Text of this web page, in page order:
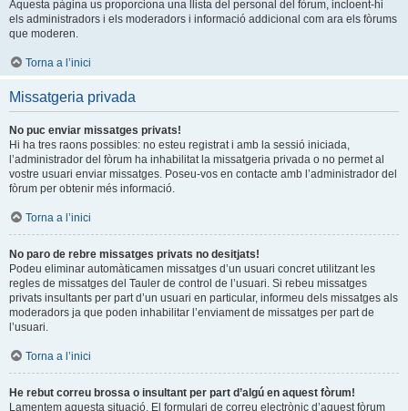
Aquesta pàgina us proporciona una llista del personal del fòrum, incloent-hi
els administradors i els moderadors i informació addicional com ara els fòrums
que moderen.
Torna a l’inici
Missatgeria privada
No puc enviar missatges privats!
Hi ha tres raons possibles: no esteu registrat i amb la sessió iniciada,
l’administrador del fòrum ha inhabilitat la missatgeria privada o no permet al
vostre usuari enviar missatges. Poseu-vos en contacte amb l’administrador del
fòrum per obtenir més informació.
Torna a l’inici
No paro de rebre missatges privats no desitjats!
Podeu eliminar automàticamen missatges d’un usuari concret utilitzant les
regles de missatges del Tauler de control de l’usuari. Si rebeu missatges
privats insultants per part d’un usuari en particular, informeu dels missatges als
moderadors ja que poden inhabilitar l’enviament de missatges per part de
l’usuari.
Torna a l’inici
He rebut correu brossa o insultant per part d’algú en aquest fòrum!
Lamentem aquesta situació. El formulari de correu electrònic d’aquest fòrum